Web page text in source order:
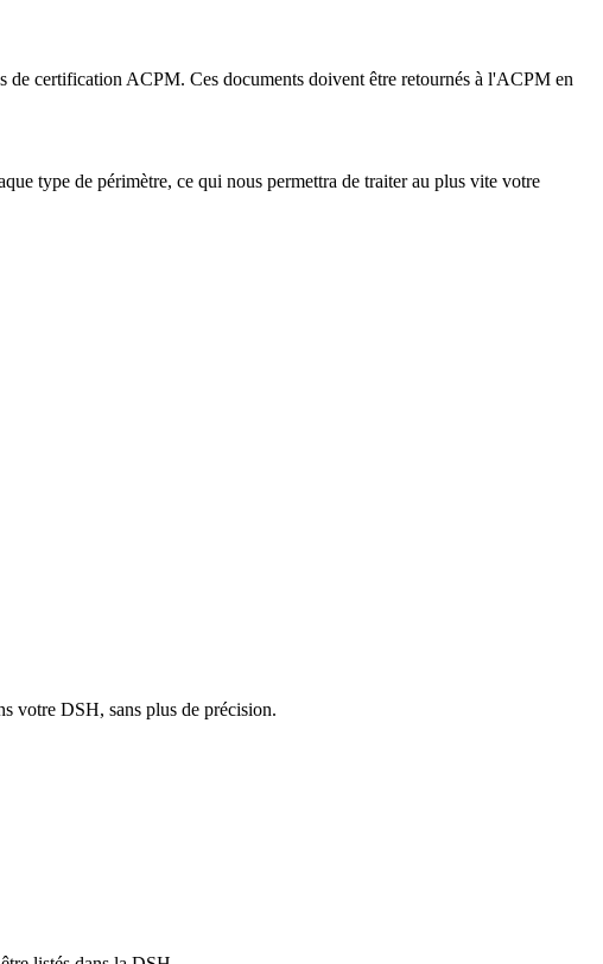
certification ACPM. Ces documents doivent être retournés à l'ACPM en
type de périmètre, ce qui nous permettra de traiter au plus vite votre
votre DSH, sans plus de précision.